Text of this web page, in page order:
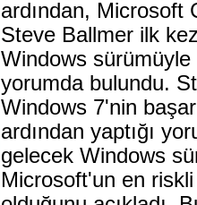
ardından, Microsoft
Steve Ballmer ilk
Windows sürümüyle
yorumda bulundu.
Windows 7'nin
ardından yaptığı
gelecek Windows
Microsoft'un en